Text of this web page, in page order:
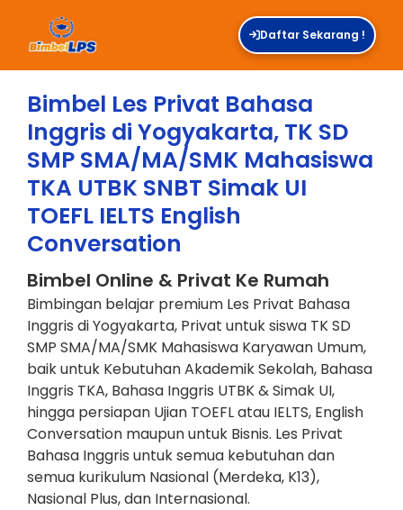
Daftar Sekarang !
Bimbel Les Privat Bahasa
Inggris di Yogyakarta, TK SD
SMP SMA/MA/SMK Mahasiswa
TKA UTBK SNBT Simak UI
TOEFL IELTS English
Conversation
Bimbel Online & Privat Ke Rumah
Bimbingan belajar premium Les Privat Bahasa
Inggris di Yogyakarta, Privat untuk siswa TK SD
SMP SMA/MA/SMK Mahasiswa Karyawan Umum,
baik untuk Kebutuhan Akademik Sekolah, Bahasa
Inggris TKA, Bahasa Inggris UTBK & Simak UI,
hingga persiapan Ujian TOEFL atau IELTS, English
Conversation maupun untuk Bisnis. Les Privat
Bahasa Inggris untuk semua kebutuhan dan
semua kurikulum Nasional (Merdeka, K13),
Nasional Plus, dan Internasional.